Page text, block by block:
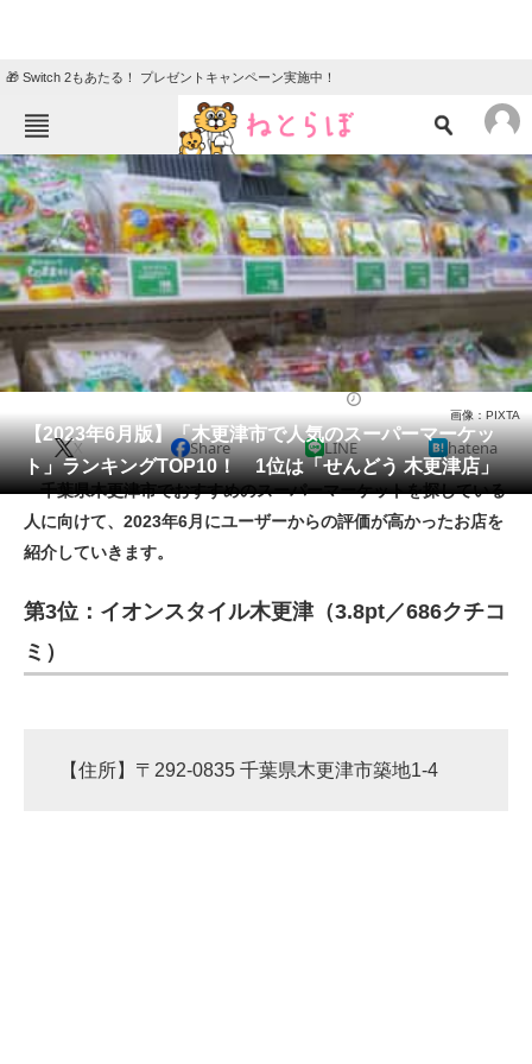
🎁 Switch 2もあたる！ プレゼントキャンペーン実施中！
ねとらぼメニュー
TOP ニュース
エンタメ クイズ
グルメ 地域
住まい 教育・育児
動物 リサーチ
会員記事
メディア
注目記事を集めた総合ページ
【2023年6月版】「木更津市で人気のスーパーマーケッ
ト」ランキングTOP10！ 1位は「せんどう 木更津店」
画像：PIXTA
X Share LINE hatena
千葉県木更津市でおすすめのスーパーマーケットを探している
人に向けて、2023年6月にユーザーからの評価が高かったお店を
紹介していきます。
第3位：イオンスタイル木更津（3.8pt／686クチコ
ミ）
【住所】〒292-0835 千葉県木更津市築地1-4